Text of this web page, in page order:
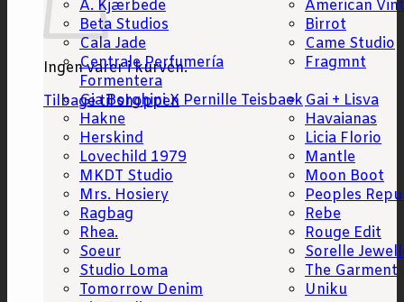
Ingen varer i kurven.
Tilbage til shoppen
A. Kjærbede
American
Beta Studios
Birrot
Cala Jade
Came Studio
Centrale Perfumería
Formentera
Fragmnt
Gia Borghini X Pernille Teisbaek Gai + Lisva
Hakne
Havaianas
Herskind
Licia Florio
Lovechild 1979
Mantle
MKDT Studio
Moon Boot
Mrs. Hosiery
Peoples
Ragbag
Rebe
Rhea.
Rouge Edit
Soeur
Sorelle
Studio Loma
The Garment
Tomorrow Denim
Uniku